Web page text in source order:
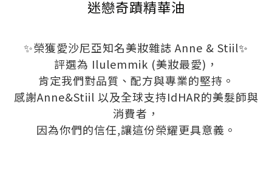
迷戀奇蹟精華油
✨榮獲愛沙尼亞知名美妝雜誌 Anne & Stiil✨
評選為 Ilulemmik (美妝最愛)，
肯定我們對品質、配方與專業的堅持。
感謝Anne&Stiil 以及全球支持IdHAR的美髮師與
消費者，
因為你們的信任,讓這份榮耀更具意義。